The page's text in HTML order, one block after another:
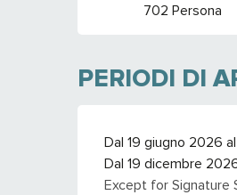
702 Persona
PERIODI DI
Dal 19 giugno 2026
Dal 19 dicembre
Except for Signature